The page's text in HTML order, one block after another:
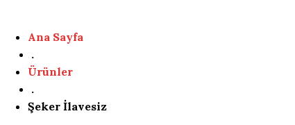
Ana Sayfa
.
Ürünler
.
Şeker İlavesiz